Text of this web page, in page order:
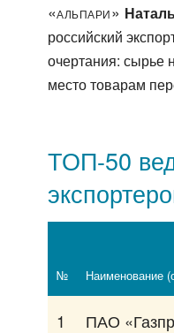
«Альпари»
российский
очертания: сырье
место товарам
ТОП-50
№ Наименование
1 ПАО